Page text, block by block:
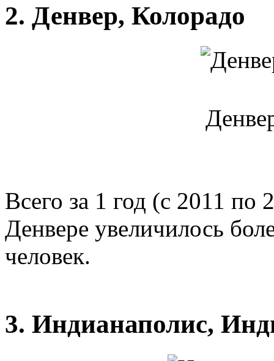
2. Денвер, Колорадо
Всего за 1 год (с 2011 по
Денвере увеличилось
человек.
3. Индианаполис,